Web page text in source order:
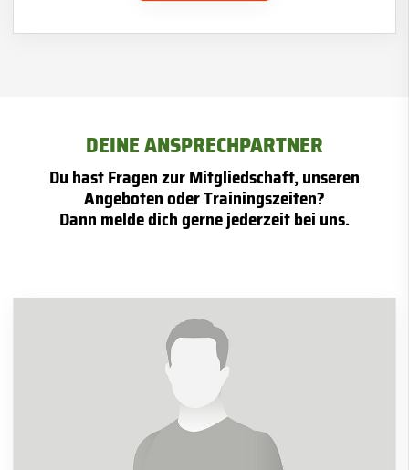
DEINE ANSPRECHPARTNER
Du hast Fragen zur Mitgliedschaft, unseren
Angeboten oder Trainingszeiten?
Dann melde dich gerne jederzeit bei uns.